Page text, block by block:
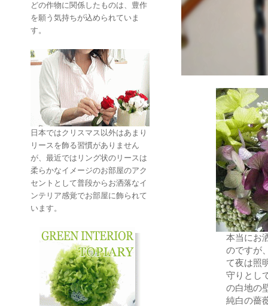
どの作物に関係したものは、豊作
を願う気持ちが込められていま
す。
日本ではクリスマス以外はあまり
リースを飾る習慣がありません
が、最近ではリング状のリースは
柔らかなイメージのお部屋のアク
セントとして普段からお洒落なイ
ンテリア感覚でお部屋に飾られて
います。
本当にお
のですが
て夜は照
守りとし
の白地の
純白の薔